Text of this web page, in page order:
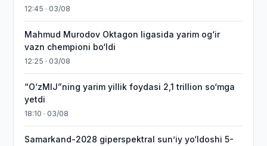
12:45 · 03/08
Mahmud Murodov Oktagon ligasida yarim og‘ir
vazn chempioni bo‘ldi
12:25 · 03/08
“O‘zMIJ”ning yarim yillik foydasi 2,1 trillion so‘mga
yetdi
18:10 · 03/08
Samarkand-2028 giperspektral sun’iy yo‘ldoshi 5-